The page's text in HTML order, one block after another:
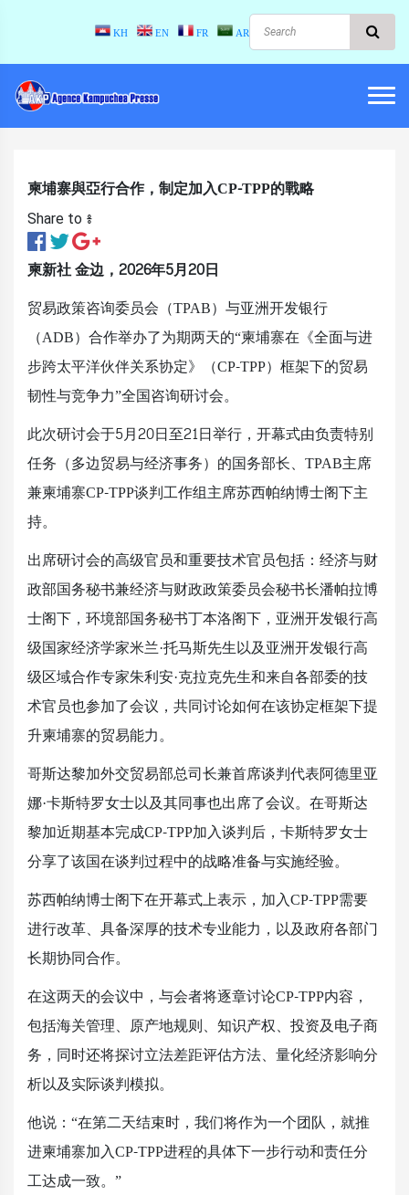
KH EN FR AR
柬埔寨與亞行合作，制定加入CP-TPP的戰略
Share to ៖​
柬新社金边， 2026年5月20日
贸易政策咨询委员会（TPAB）与亚洲开发银行
（ADB）合作举办了为期两天的“柬埔寨在《全面与进
步跨太平洋伙伴关系协定》（CP-TPP）框架下的贸易
韧性与竞争力”全国咨询研讨会。
此次研讨会于5月20日至21日举行，开幕式由负责特别
任务（多边贸易与经济事务）的国务部长、TPAB主席
兼柬埔寨CP-TPP谈判工作组主席苏西帕纳博士阁下主
持。
出席研讨会的高级官员和重要技术官员包括：经济与财
政部国务秘书兼经济与财政政策委员会秘书长潘帕拉博
士阁下，环境部国务秘书丁本洛阁下，亚洲开发银行高
级国家经济学家米兰·托马斯先生以及亚洲开发银行高
级区域合作专家朱利安·克拉克先生和来自各部委的技
术官员也参加了会议，共同讨论如何在该协定框架下提
升柬埔寨的贸易能力。
哥斯达黎加外交贸易部总司长兼首席谈判代表阿德里亚
娜·卡斯特罗女士以及其同事也出席了会议。在哥斯达
黎加近期基本完成CP-TPP加入谈判后，卡斯特罗女士
分享了该国在谈判过程中的战略准备与实施经验。
苏西帕纳博士阁下在开幕式上表示，加入CP-TPP需要
进行改革、具备深厚的技术专业能力，以及政府各部门
长期协同合作。
在这两天的会议中，与会者将逐章讨论CP-TPP内容，
包括海关管理、原产地规则、知识产权、投资及电子商
务，同时还将探讨立法差距评估方法、量化经济影响分
析以及实际谈判模拟。
他说：“在第二天结束时，我们将作为一个团队，就推
进柬埔寨加入CP-TPP进程的具体下一步行动和责任分
工达成一致。”